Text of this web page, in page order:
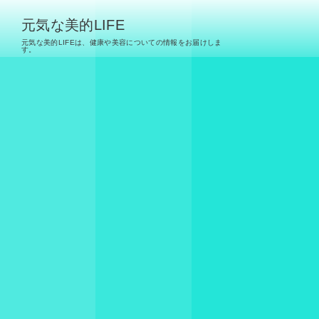
元気な美的LIFE
元気な美的LIFEは、健康や美容についての情報をお届けしま
す。